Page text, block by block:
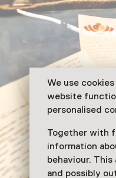
We use
website
personalised
Together with
information
behaviour.
and possibly